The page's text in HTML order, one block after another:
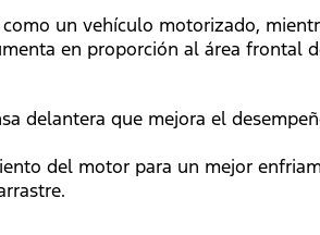
un vehículo motorizado,
en proporción al área
delantera que mejora el
del motor para un mejor